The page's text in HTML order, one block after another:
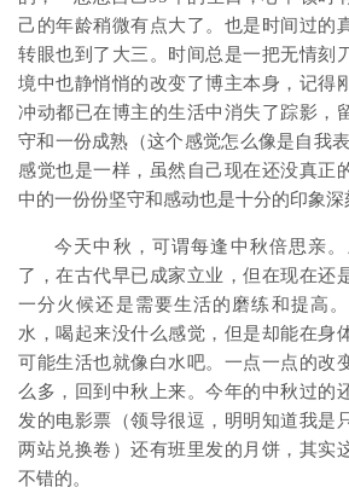
己的年龄稍微有点大了。也是时间过的
转眼也到了大三。时间总是一把无情刻
境中也静悄悄的改变了博主本身，记得
冲动都已在博主的生活中消失了踪影，
守和一份成熟（这个感觉怎么像是自我
感觉也是一样，虽然自己现在还没真正
中的一份份坚守和感动也是十分的印象深
今天中秋，可谓每逢中秋倍思亲
了，在古代早已成家立业，但在现在还
一分火候还是需要生活的磨练和提高
水，喝起来没什么感觉，但是却能在身
可能生活也就像白水吧。一点一点的改
么多，回到中秋上来。今年的中秋过的
发的电影票（领导很逗，明明知道我是
两站兑换卷）还有班里发的月饼，其实
不错的。